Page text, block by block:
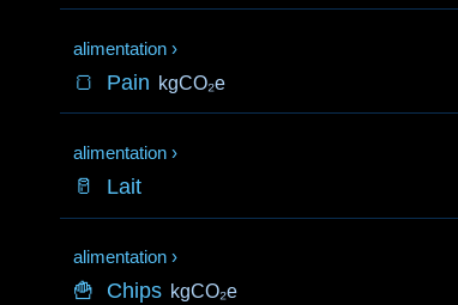
alimentation ›
🍞 Pain kgCO₂e
alimentation ›
🥛 Lait
alimentation ›
🍟 Chips kgCO₂e